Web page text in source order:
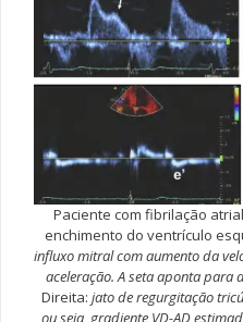
Paciente com fibrilação
enchimento do ventrículo
influxo mitral com aumento da
aceleração. A seta aponta para
Direita: jato de regurgitação
ou seja, gradiente VD-AD